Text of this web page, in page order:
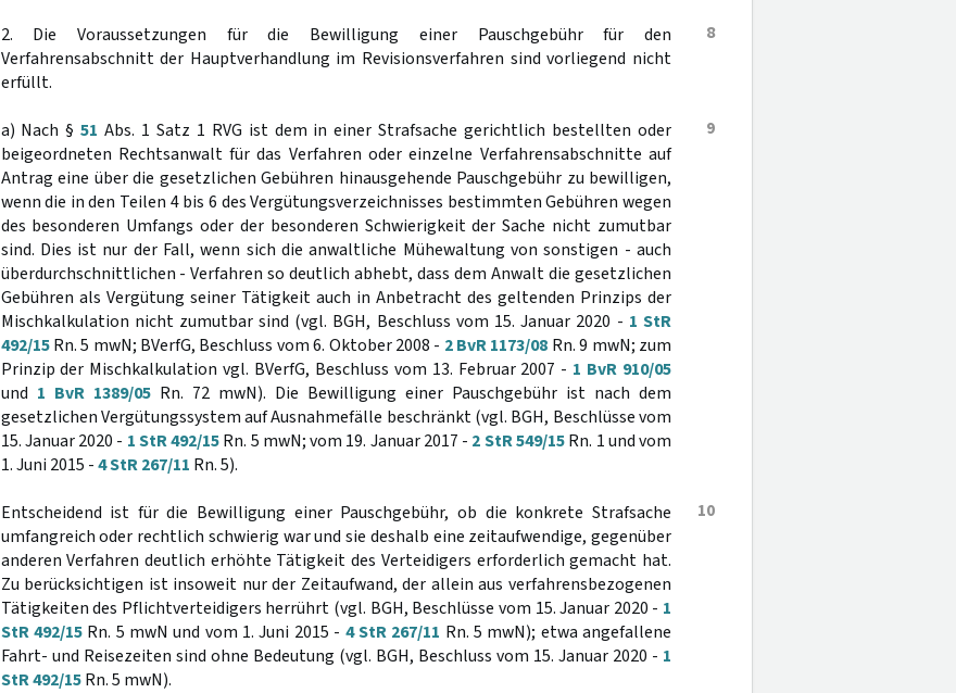
8
2. Die Voraussetzungen für die Bewilligung einer Pauschgebühr für den
Verfahrensabschnitt der Hauptverhandlung im Revisionsverfahren sind vorliegend nicht
erfüllt.
9
a) Nach §51 Abs. 1 Satz 1 RVG ist dem in einer Strafsache gerichtlich bestellten oder
beigeordneten Rechtsanwalt für das Verfahren oder einzelne Verfahrensabschnitte auf
Antrag eine über die gesetzlichen Gebühren hinausgehende Pauschgebühr zu bewilligen,
wenn die in den Teilen 4 bis 6 des Vergütungsverzeichnisses bestimmten Gebühren wegen
des besonderen Umfangs oder der besonderen Schwierigkeit der Sache nicht zumutbar
sind. Dies ist nur der Fall, wenn sich die anwaltliche Mühewaltung von sonstigen - auch
überdurchschnittlichen - Verfahren so deutlich abhebt, dass dem Anwalt die gesetzlichen
Gebühren als Vergütung seiner Tätigkeit auch in Anbetracht des geltenden Prinzips der
Mischkalkulation nicht zumutbar sind (vgl. BGH, Beschluss vom 15. Januar 2020 - 1 StR
492/15Rn. 5 mwN; BVerfG, Beschluss vom 6. Oktober 2008 - 2 BvR 1173/08 Rn. 9 mwN; zum
Prinzip der Mischkalkulation vgl. BVerfG, Beschluss vom 13. Februar 2007 - 1 BvR 910/05
und 1 BvR 1389/05Rn. 72 mwN). Die Bewilligung einer Pauschgebühr ist nach dem
gesetzlichen Vergütungssystem auf Ausnahmefälle beschränkt (vgl. BGH, Beschlüsse vom
15. Januar 2020 - 1 StR 492/15Rn. 5 mwN; vom 19. Januar 2017 - 2 StR 549/15Rn. 1 und vom
1. Juni 2015 -4 StR 267/11 Rn. 5).
10
Entscheidend ist für die Bewilligung einer Pauschgebühr, ob die konkrete Strafsache
umfangreich oder rechtlich schwierig war und sie deshalb eine zeitaufwendige, gegenüber
anderen Verfahren deutlich erhöhte Tätigkeit des Verteidigers erforderlich gemacht hat.
Zu berücksichtigen ist insoweit nur der Zeitaufwand, der allein aus verfahrensbezogenen
Tätigkeiten des Pflichtverteidigers herrührt (vgl. BGH, Beschlüsse vom 15. Januar 2020 - 1
StR 492/15Rn. 5 mwN und vom 1. Juni 2015 - 4 StR 267/11 Rn. 5 mwN); etwa angefallene
Fahrt- und Reisezeiten sind ohne Bedeutung (vgl. BGH, Beschluss vom 15. Januar 2020 - 1
StR 492/15Rn. 5 mwN).